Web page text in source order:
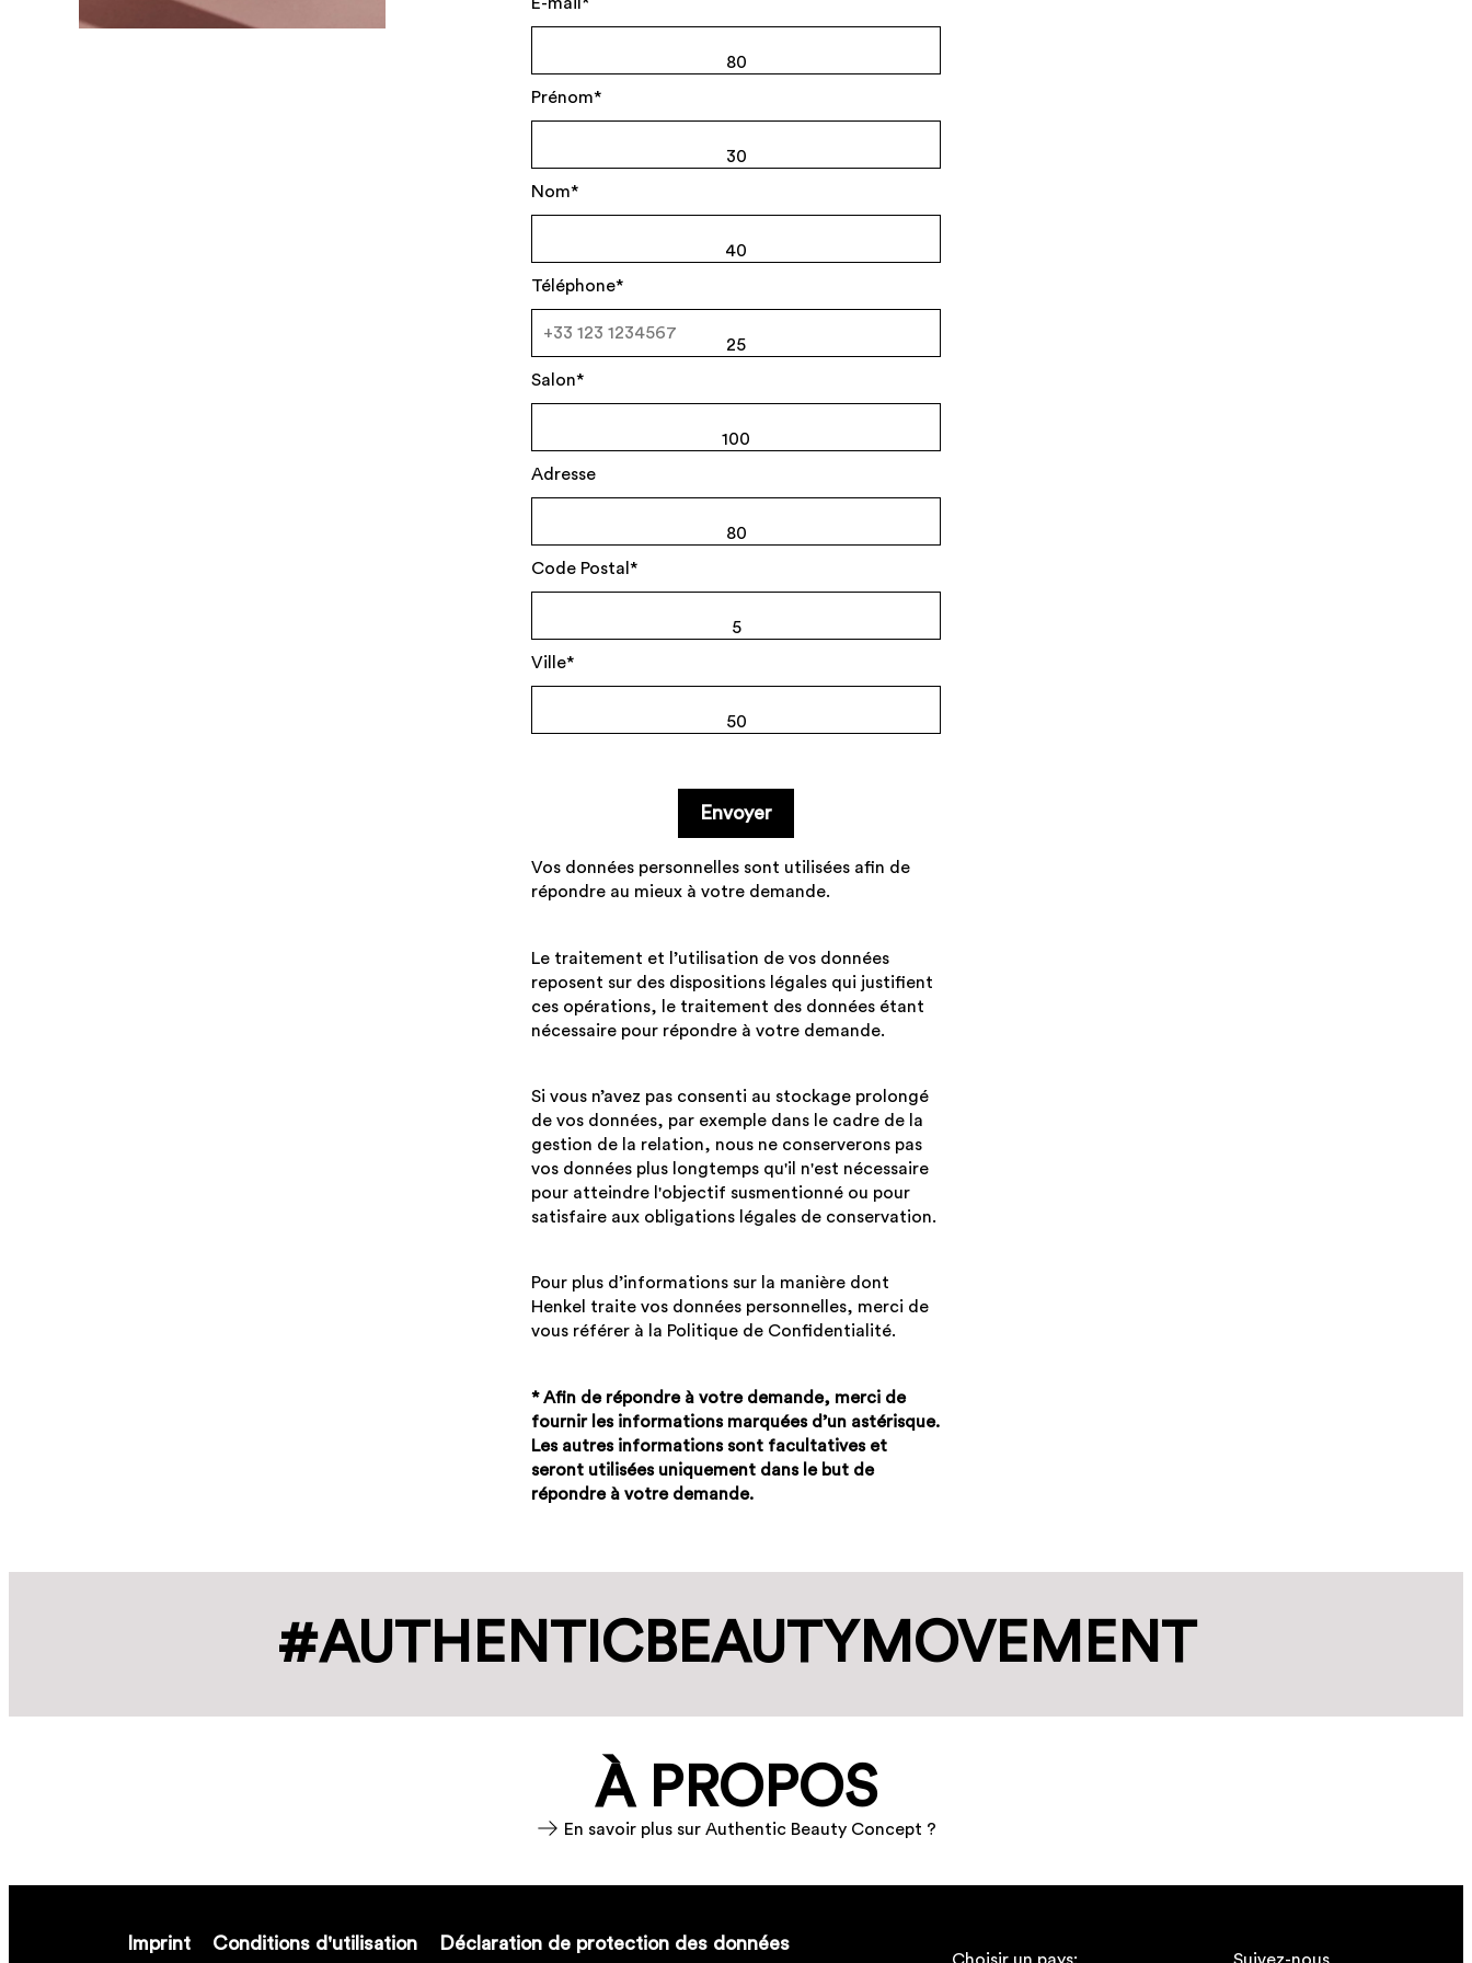
E-mail*
80
Prénom*
30
Nom*
40
Téléphone*
25
Salon*
100
Adresse
80
Code Postal*
5
Ville*
50
Envoyer
Vos données personnelles sont utilisées afin de
répondre au mieux à votre demande.
Le traitement et l’utilisation de vos données
reposent sur des dispositions légales qui justifient
ces opérations, le traitement des données étant
nécessaire pour répondre à votre demande.
Si vous n’avez pas consenti au stockage prolongé
de vos données, par exemple dans le cadre de la
gestion de la relation, nous ne conserverons pas
vos données plus longtemps qu'il n'est nécessaire
pour atteindre l'objectif susmentionné ou pour
satisfaire aux obligations légales de conservation.
Pour plus d’informations sur la manière dont
Henkel traite vos données personnelles, merci de
vous référer à la Politique de Confidentialité.
* Afin de répondre à votre demande, merci de
fournir les informations marquées d’un astérisque.
Les autres informations sont facultatives et
seront utilisées uniquement dans le but de
répondre à votre demande.
#AUTHENTIC­BEAUTY­MOVEMENT
À PROPOS
En savoir plus sur Authentic Beauty Concept ?
Imprint Conditions d'utilisation Déclaration de protection des données
Choisir un pays: Suivez-nous